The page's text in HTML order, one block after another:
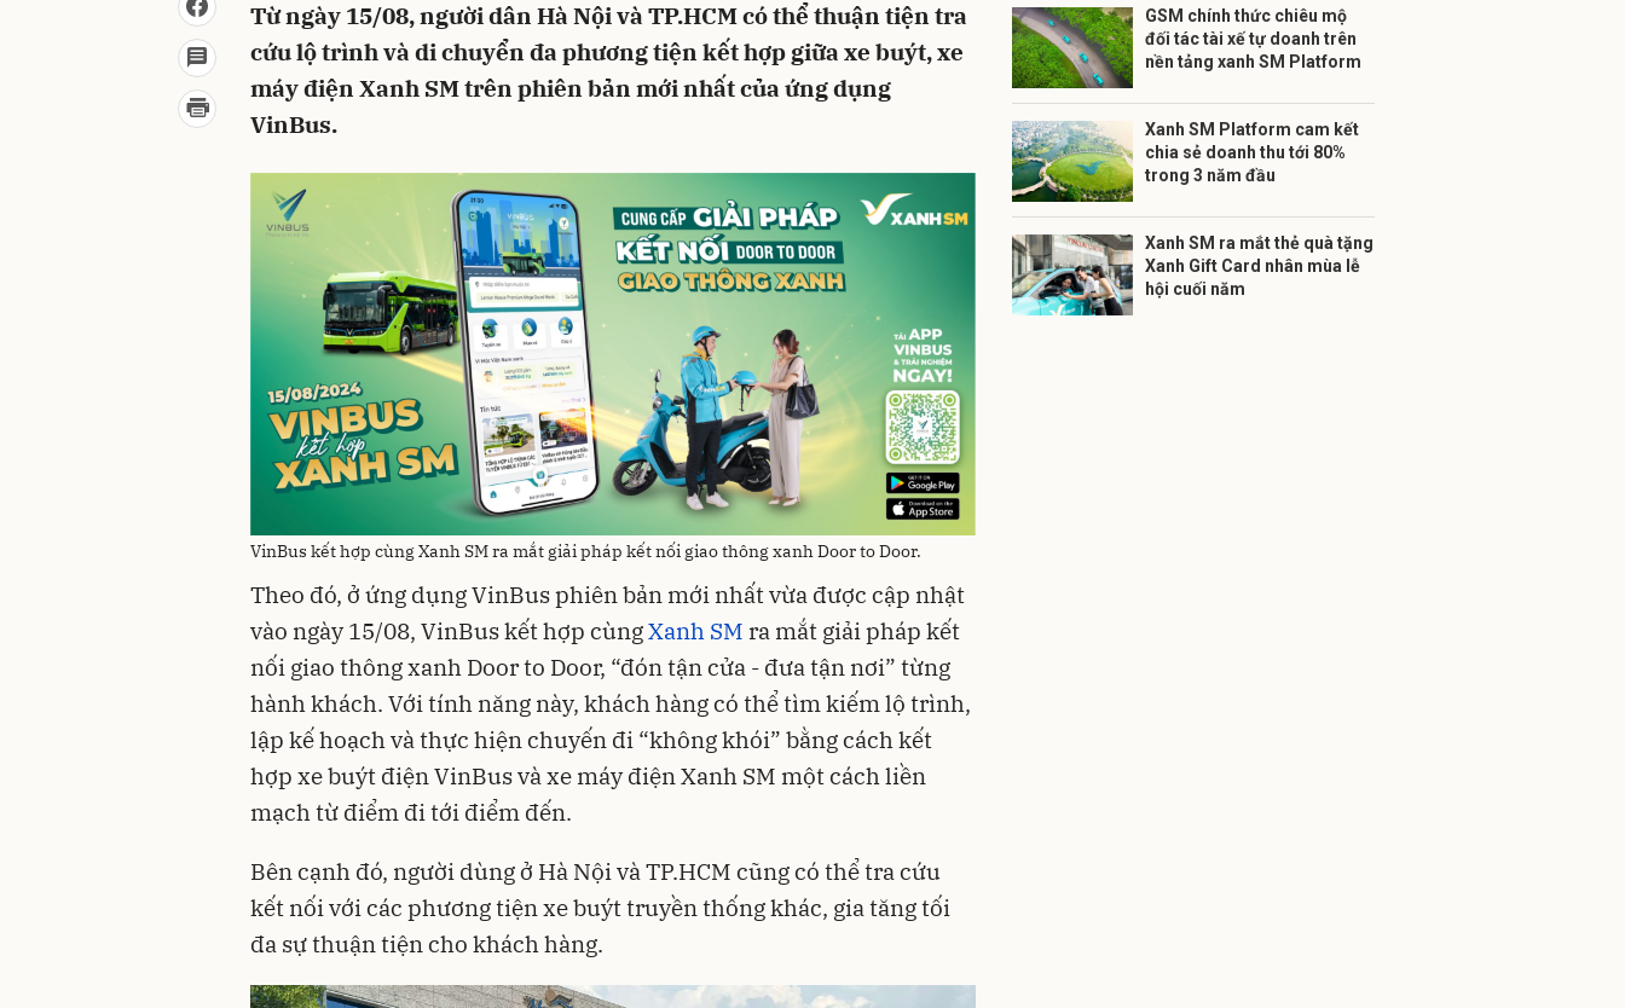
Từ ngày 15/08, người dân Hà Nội và TP.HCM có thể thuận tiện tra
cứu lộ trình và di chuyển đa phương tiện kết hợp giữa xe buýt, xe
máy điện Xanh SM trên phiên bản mới nhất của ứng dụng
VinBus.
VinBus kết hợp cùng Xanh SM ra mắt giải pháp kết nối giao thông xanh Door to Door.
Theo đó, ở ứng dụng VinBus phiên bản mới nhất vừa được cập nhật
vào ngày 15/08, VinBus kết hợp cùngXanh SM ra mắt giải pháp kết
nối giao thông xanh Door to Door, “đón tận cửa - đưa tận nơi” từng
hành khách. Với tính năng này, khách hàng có thể tìm kiếm lộ trình,
lập kế hoạch và thực hiện chuyến đi “không khói” bằng cách kết
hợp xe buýt điện VinBus và xe máy điện Xanh SM một cách liền
mạch từ điểm đi tới điểm đến.
Bên cạnh đó, người dùng ở Hà Nội và TP.HCM cũng có thể tra cứu
kết nối với các phương tiện xe buýt truyền thống khác, gia tăng tối
đa sự thuận tiện cho khách hàng.
GSM chính thức chiêu mộ
đối tác tài xế tự doanh trên
nền tảng xanh SM Platform
Xanh SM Platform cam kết
chia sẻ doanh thu tới 80%
trong 3 năm đầu
Xanh SM ra mắt thẻ quà tặng
Xanh Gift Card nhân mùa lễ
hội cuối năm